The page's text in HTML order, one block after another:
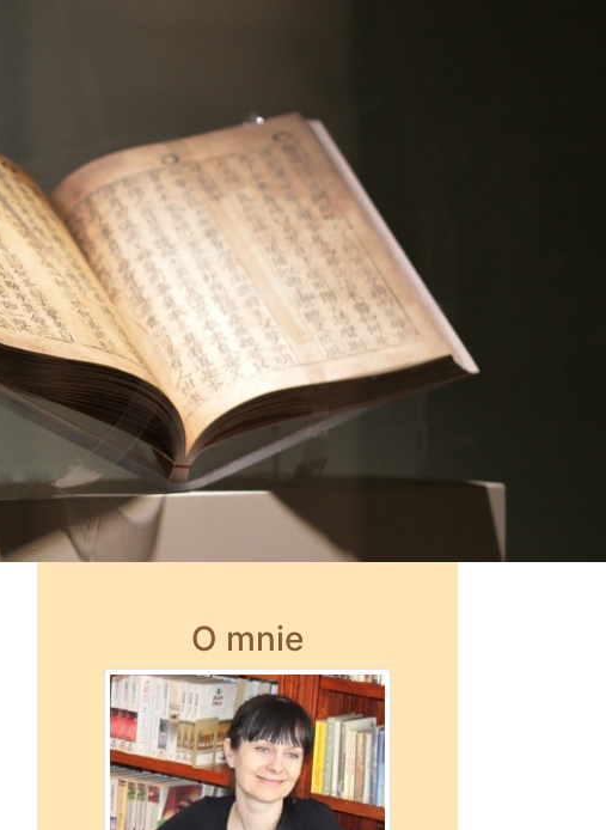
O mnie